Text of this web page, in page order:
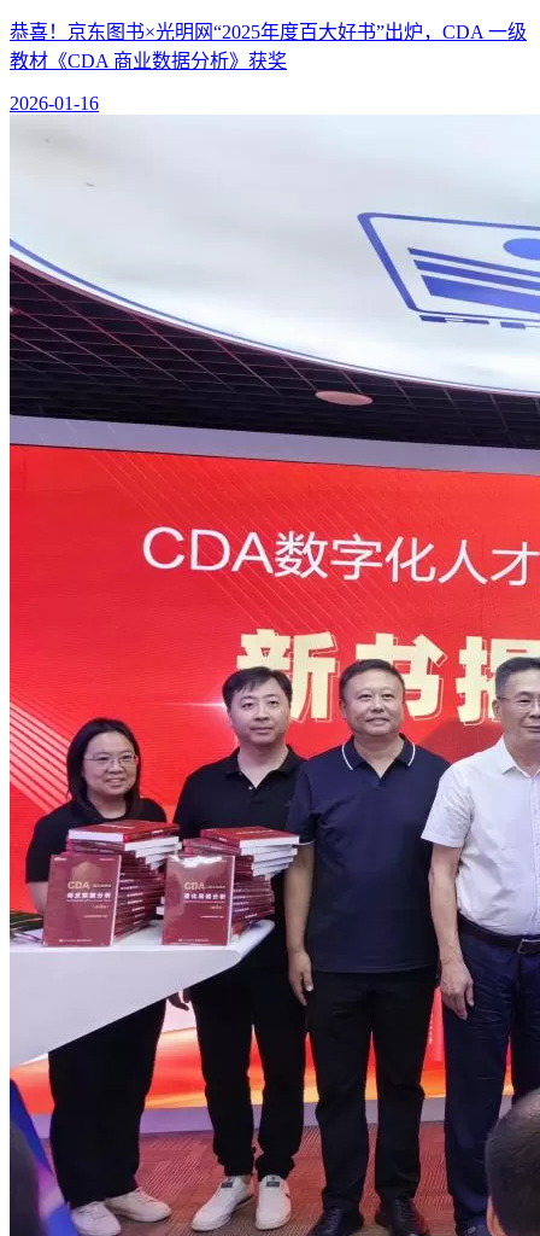
恭喜！京东图书×光明网“2025年度百大好书”出炉，CDA 一级
教材《CDA 商业数据分析》获奖
2026-01-16